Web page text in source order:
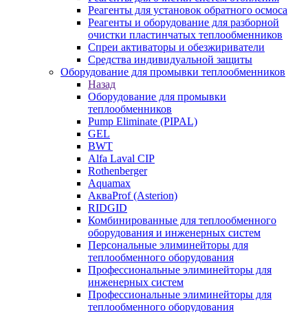
Реагенты для установок обратного осмоса
Реагенты и оборудование для разборной
очистки пластинчатых теплообменников
Спреи активаторы и обезжириватели
Средства индивидуальной защиты
Оборудование для промывки теплообменников
Назад
Оборудование для промывки
теплообменников
Pump Eliminate (PIPAL)
GEL
BWT
Alfa Laval CIP
Rothenberger
Aquamax
АкваProf (Asterion)
RIDGID
Комбинированные для теплообменного
оборудования и инженерных систем
Персональные элиминейторы для
теплообменного оборудования
Профессиональные элиминейторы для
инженерных систем
Профессиональные элиминейторы для
теплообменного оборудования